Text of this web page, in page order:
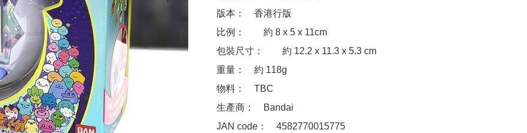
版本：　香港行版
比例：　	約 8 x 5 x 11cm
包裝尺寸：　	約 12.2 x 11.3 x 5.3 cm
重量：　約 118g
物料：　TBC
生產商：　Bandai
JAN code：　4582770015775